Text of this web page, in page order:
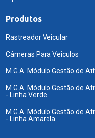
Produtos
Rastreador Veicular
Câmeras Para Veiculos
M.G.A. Módulo Gestão de
M.G.A. Módulo Gestão de
- Linha Verde
M.G.A. Módulo Gestão de
- Linha Amarela